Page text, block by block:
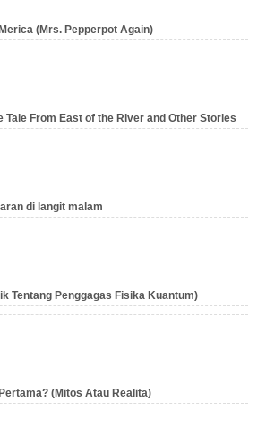
(Mrs. Pepperpot Again)
Tale From East of the River and Other Stories
di langit malam
Tentang Penggagas Fisika Kuantum)
(Mitos Atau Realita)